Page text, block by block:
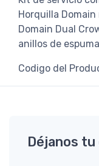
Horquilla
Domain Dual
anillos de
Codigo del
Déjanos